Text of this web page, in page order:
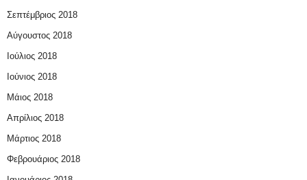
Σεπτέμβριος 2018
Αύγουστος 2018
Ιούλιος 2018
Ιούνιος 2018
Μάιος 2018
Απρίλιος 2018
Μάρτιος 2018
Φεβρουάριος 2018